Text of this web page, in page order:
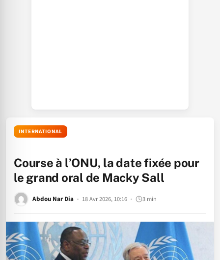
INTERNATIONAL
Course à l’ONU, la date fixée pour
le grand oral de Macky Sall
Abdou Nar Dia 18 Avr 2026, 10:16 3 min